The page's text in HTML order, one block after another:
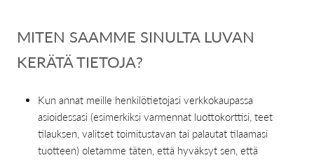
MITEN SAAMME SINULTA LUVAN
KERÄTÄ TIETOJA?
Kun annat meille henkilötietojasi verkkokaupassa
asioidessasi (esimerkiksi varmennat luottokorttisi, teet
tilauksen, valitset toimitustavan tai palautat tilaamasi
tuotteen) oletamme täten, että hyväksyt sen, että